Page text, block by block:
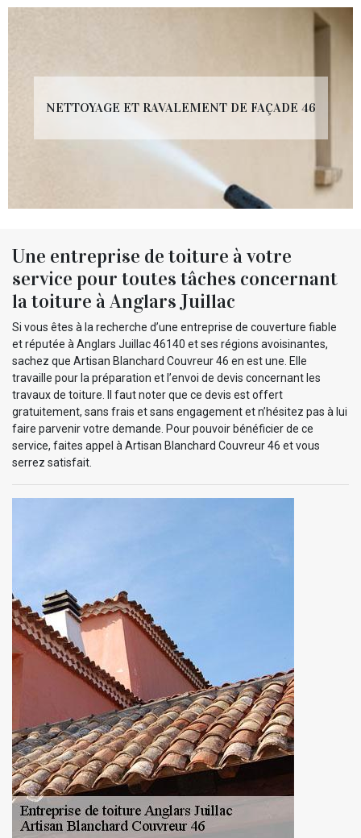
NETTOYAGE ET RAVALEMENT DE FAÇADE 46
Une entreprise de toiture à votre
service pour toutes tâches concernant
la toiture à Anglars Juillac
Si vous êtes à la recherche d’une entreprise de couverture fiable
et réputée à Anglars Juillac 46140 et ses régions avoisinantes,
sachez que Artisan Blanchard Couvreur 46 en est une. Elle
travaille pour la préparation et l’envoi de devis concernant les
travaux de toiture. Il faut noter que ce devis est offert
gratuitement, sans frais et sans engagement et n’hésitez pas à lui
faire parvenir votre demande. Pour pouvoir bénéficier de ce
service, faites appel à Artisan Blanchard Couvreur 46 et vous
serrez satisfait.